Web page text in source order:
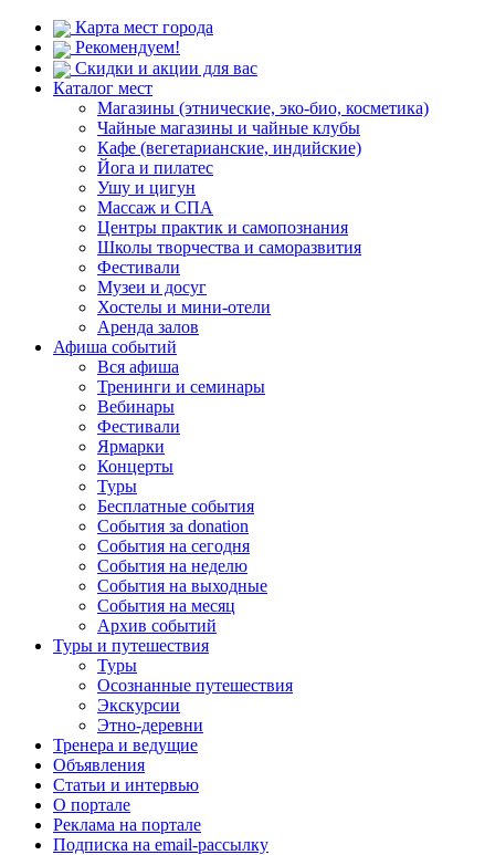
Карта мест города
Рекомендуем!
Скидки и акции для вас
Каталог мест
Магазины (этнические, эко-био, косметика)
Чайные магазины и чайные клубы
Кафе (вегетарианские, индийские)
Йога и пилатес
Ушу и цигун
Массаж и СПА
Центры практик и самопознания
Школы творчества и саморазвития
Фестивали
Музеи и досуг
Хостелы и мини-отели
Аренда залов
Афиша событий
Вся афиша
Тренинги и семинары
Вебинары
Фестивали
Ярмарки
Концерты
Туры
Бесплатные события
События за donation
События на сегодня
События на неделю
События на выходные
События на месяц
Архив событий
Туры и путешествия
Туры
Осознанные путешествия
Экскурсии
Этно-деревни
Тренера и ведущие
Объявления
Статьи и интервью
О портале
Реклама на портале
Подписка на email-рассылку